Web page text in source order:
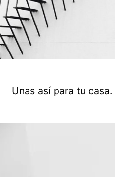
Unas así para tu casa.